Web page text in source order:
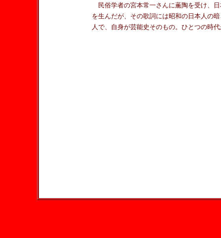
民俗学者の宮本常一さんに薫陶を受け、
を生んだが、その歌詞には昭和の日本人の
人で、自身が芸能史そのもの。ひとつの時